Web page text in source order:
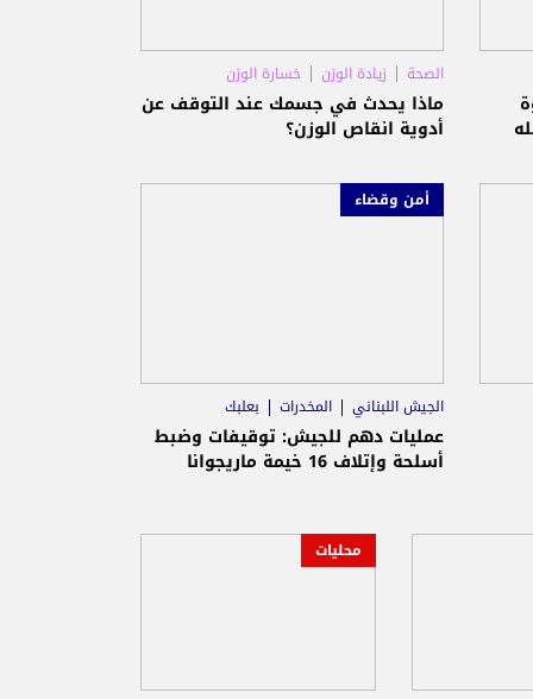
الصحة زيادة الوزن خسارة الوزن
ماذا يحدث في جسمك عند التوقف عن
أدوية انقاص الوزن؟
أمن وقضاء
الجيش اللبناني المخدرات بعلبك
عمليات دهم للجيش: توقيفات وضبط
أسلحة وإتلاف 16 خيمة ماريجوانا
محليات